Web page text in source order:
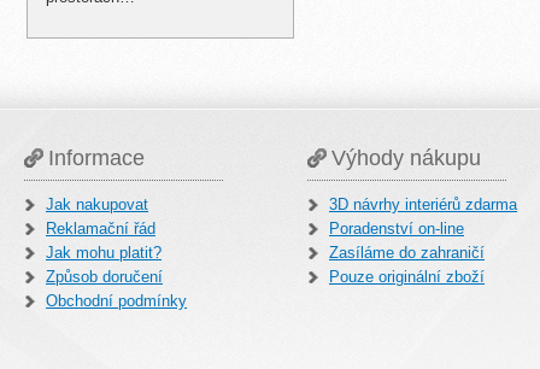
Informace
Jak nakupovat
Reklamační řád
Jak mohu platit?
Způsob doručení
Obchodní podmínky
Výhody nákupu
3D návrhy interiérů zdarma
Poradenství on-line
Zasíláme do zahraničí
Pouze originální zboží